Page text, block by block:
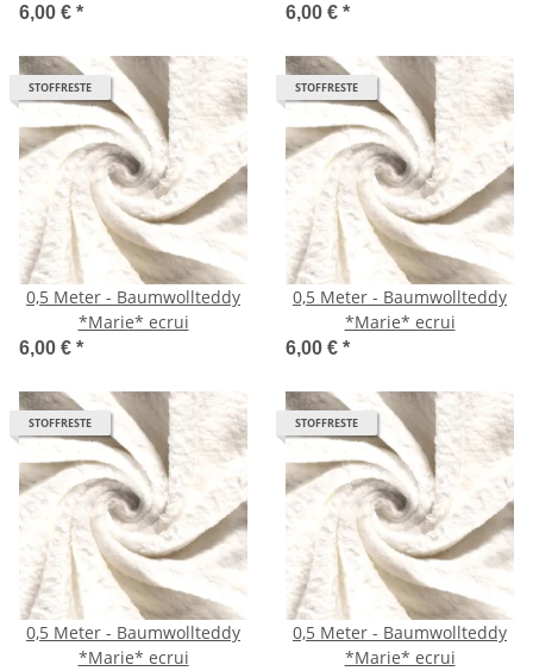
6,00 € * 6,00 € *
STOFFRESTE
0,5 Meter - Baumwollteddy
*Marie* ecrui
6,00 € *
STOFFRESTE
0,5 Meter - Baumwollteddy
*Marie* ecrui
6,00 € *
STOFFRESTE
0,5 Meter - Baumwollteddy
*Marie* ecrui
STOFFRESTE
0,5 Meter - Baumwollteddy
*Marie* ecrui